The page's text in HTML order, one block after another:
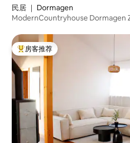
民居 ｜ Dormagen
ModernCountryhouse Dormagen
热门「房客推荐」
房客推荐